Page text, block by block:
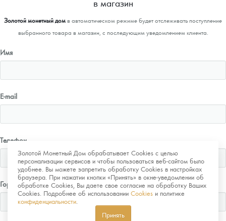
Золотой Монетный Дом обрабатывает Cookies с целью
персонализации сервисов и чтобы пользоваться веб-сайтом было
удобнее. Вы можете запретить обработку Cookies в настройках
браузера. При нажатии кнопки «Принять» в окне-уведомлении об
обработке Cookies, Вы даете свое согласие на обработку Ваших
Cookies. Подробнее об использовании Cookies и политике
конфиденциальности
Принять
в магазин
Золотой монетный домв автоматическом режиме будет отслеживать поступление
выбранного товара в магазин, с последующим уведомлением клиента.
Имя
E-mail
Телефон
Город